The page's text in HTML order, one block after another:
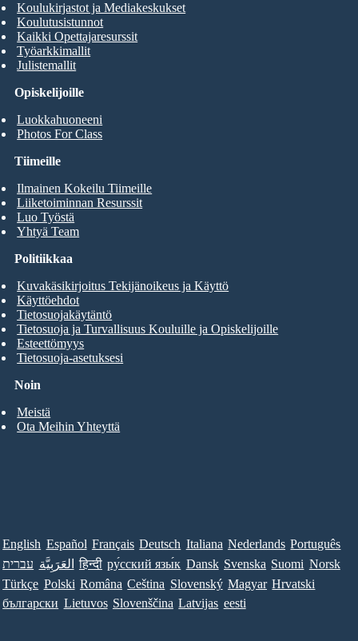
Opiskelijoille
Luokkahuoneeni
Photos For Class
Koulukirjastot ja Mediakeskukset
Koulutusistunnot
Kaikki Opettajaresurssit
Työarkkimallit
Julistemallit
Tiimeille
Ilmainen Kokeilu Tiimeille
Liiketoiminnan Resurssit
Luo Työstä
Yhtyä Team
Noin
Meistä
Ota Meihin Yhteyttä
Politiikkaa
Kuvakäsikirjoitus Tekijänoikeus ja Käyttö
Käyttöehdot
Tietosuojakäytäntö
Tietosuoja ja Turvallisuus Kouluille ja Opiskelijoille
Esteettömyys
Tietosuoja-asetuksesi
English Español Français Deutsch Italiana Nederlands Português
עברית العَرَبِيَّة हिन्दी ру́сский язы́к Dansk Svenska Suomi Norsk
Türkçe Polski Româna Ceština Slovenský Magyar Hrvatski
български Lietuvos Slovenščina Latvijas eesti